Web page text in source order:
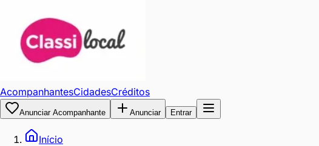
AcompanhantesCidadesCréditos
Anunciar Acompanhante Anunciar Entrar
Início